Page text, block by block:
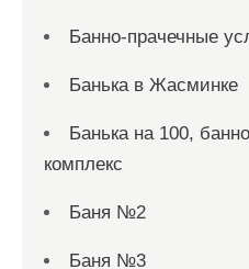
Банно-прачечные
Банька в Жасминке
Банька на 100,
комплекс
Баня №2
Баня №3